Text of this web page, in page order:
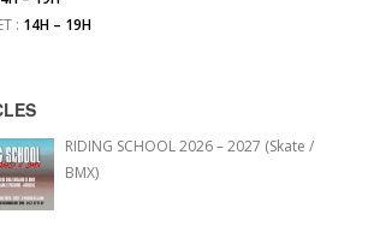
: 14H – 19H
RIDING SCHOOL 2026 – 2027 (Skate /
BMX)